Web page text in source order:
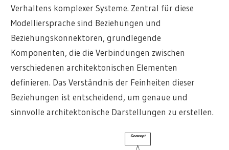
Verhaltens komplexer Systeme. Zentral für diese
Modelliersprache sind Beziehungen und
Beziehungskonnektoren, grundlegende
Komponenten, die die Verbindungen zwischen
verschiedenen architektonischen Elementen
definieren. Das Verständnis der Feinheiten dieser
Beziehungen ist entscheidend, um genaue und
sinnvolle architektonische Darstellungen zu erstellen.